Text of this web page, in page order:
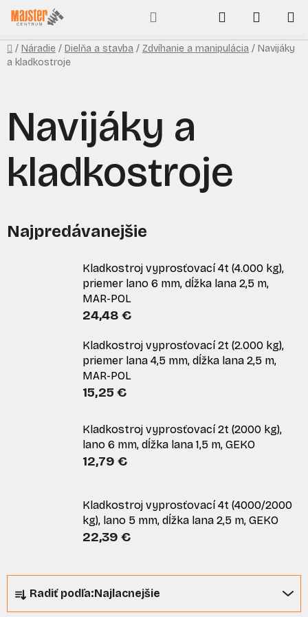
Prejsť
na
obsah
Hľadať
KOŠÍK
Domov
/ Náradie / Dielňa a stavba / Zdvíhanie a manipulácia / Navijáky
a kladkostroje
Navijáky a
kladkostroje
Najpredávanejšie
Kladkostroj vyprosťovací 4t (4.000 kg),
priemer lano 6 mm, dĺžka lana 2,5 m,
MAR-POL
24,48 €
Kladkostroj vyprosťovací 2t (2.000 kg),
priemer lana 4,5 mm, dĺžka lana 2,5 m,
MAR-POL
15,25 €
Kladkostroj vyprosťovací 2t (2000 kg),
lano 6 mm, dĺžka lana 1,5 m, GEKO
12,79 €
Kladkostroj vyprosťovací 4t (4000/2000
kg), lano 5 mm, dĺžka lana 2,5 m, GEKO
22,39 €
a
Radiť podľa:Najlacnejšie